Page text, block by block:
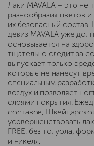
Лаки MAVALA – это не
разнообразия цветов
их безопасный состав.
девиз MAVALA уже
основывается на
тщательно следит за
выпускает только
которые не нанесут
специальным
воздух и позволяет
слоями покрытия.
составов,
усовершенствовать
FREE: без толуола,
и никеля.